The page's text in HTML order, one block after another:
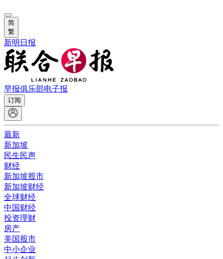
简
繁
新明日报
早报俱乐部电子报
订阅
最新
新加坡
民生民声
财经
新加坡股市
新加坡财经
全球财经
中国财经
投资理财
房产
美国股市
中小企业